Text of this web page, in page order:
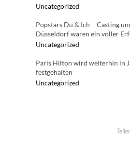
Uncategorized
Popstars Du & Ich – Casting
Düsseldorf waren ein voller
Uncategorized
Paris Hilton wird weiterhin in
festgehalten
Uncategorized